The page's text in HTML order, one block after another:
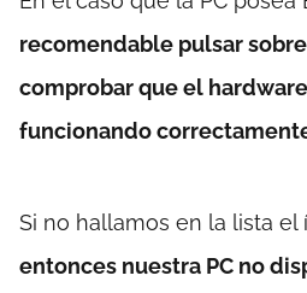
recomendable pulsar
comprobar que el
funcionando
Si no hallamos en la lista
entonces nuestra PC no